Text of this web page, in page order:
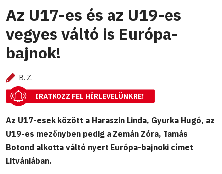
Az U17-es és az U19-es
vegyes váltó is Európa-
bajnok!
B. Z.
IRATKOZZ FEL HÍRLEVELÜNKRE!
Az U17-esek között a Haraszin Linda, Gyurka Hugó, az
U19-es mezőnyben pedig a Zemán Zóra, Tamás
Botond alkotta váltó nyert Európa-bajnoki címet
Litvániában.